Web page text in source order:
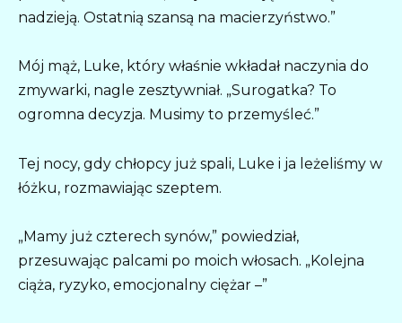
nadzieją. Ostatnią szansą na macierzyństwo.”
Mój mąż, Luke, który właśnie wkładał naczynia do
zmywarki, nagle zesztywniał. „Surogatka? To
ogromna decyzja. Musimy to przemyśleć.”
Tej nocy, gdy chłopcy już spali, Luke i ja leżeliśmy w
łóżku, rozmawiając szeptem.
„Mamy już czterech synów,” powiedział,
przesuwając palcami po moich włosach. „Kolejna
ciąża, ryzyko, emocjonalny ciężar –”